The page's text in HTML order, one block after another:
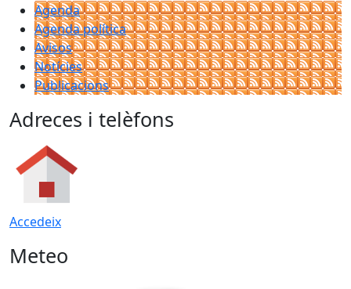
Agenda
Agenda política
Avisos
Notícies
Publicacions
Adreces i telèfons
Accedeix
Meteo